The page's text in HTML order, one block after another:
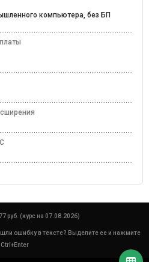
компьютера, без БП
руб. (курс на 07.08.2026)
ошибку в тексте? Выделите ее и нажмите
Ctrl+Enter